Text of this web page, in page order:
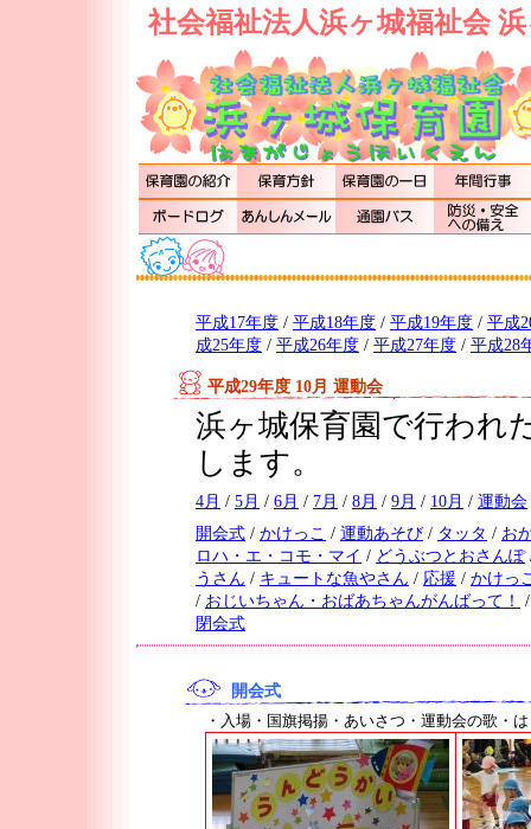
社会福祉法人浜ヶ城福祉会
平成17年度 / 平成18年度 / 平成19年度 / 平成
成25年度 / 平成26年度 / 平成27年度 / 平成28
平成29年度 10月 運動会
浜ヶ城保育園で行われ
します。
4月 / 5月 / 6月 / 7月 / 8月 / 9月 / 10月 / 運動会
開会式 / かけっこ / 運動あそび / タッタ / お
ロハ・エ・コモ・マイ / どうぶつとおさんぽ
うさん / キュートな魚やさん / 応援 / かけっ
/ おじいちゃん・おばあちゃんがんばって！
閉会式
開会式
・入場・国旗掲揚・あいさつ・運動会の歌・